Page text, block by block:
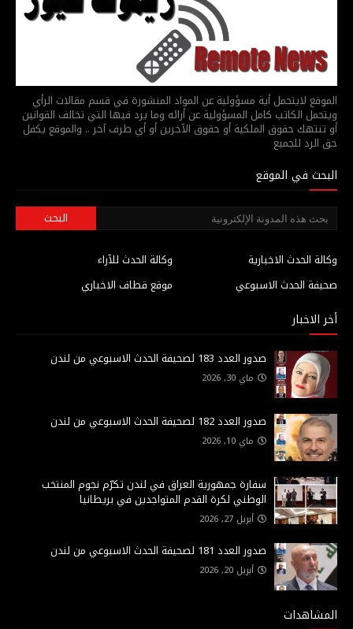
الموقع لايتحمل أية مسؤولية عن المواد المنشورة في قسم مقالات الرأي
ويتحمل الكاتب كامل المسؤولية عن أرائه وما يرد فيها التي تخالف القوانين
أو تنتهك حقوق الملكية أو حقوق الآخرين أو أي طرف آخر .. والموقع يكفل
حق الرد للجميع
البحث في الموقع
وكالة الحدث للآراء
وكالة الحدث الاخبارية
موقع قطاف الاخباري
صحيفة الحدث الاسبوعي
أخر الاخبار
صدور العدد 183 لصحيفة الحدث الاسبوعي من لندن
ماي 30, 2026
صدور العدد 182 لصحيفة الحدث الاسبوعي من لندن
ماي 10, 2026
سفارة جمهورية العراق في لندن تكرّم نجوم المنتخب
الوطني لكرة القدم المتواجدين في بريطانيا
أبريل 27, 2026
صدور العدد 181 لصحيفة الحدث الاسبوعي من لندن
أبريل 20, 2026
المشاهدات